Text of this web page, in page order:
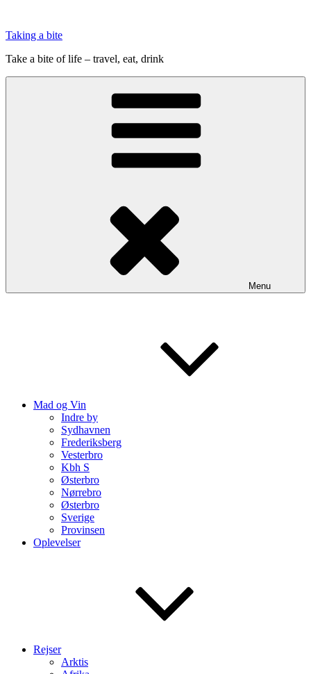
indhold
Taking a bite
Take a bite of life – travel, eat, drink
Menu
Mad og Vin
Indre by
Sydhavnen
Frederiksberg
Vesterbro
Kbh S
Østerbro
Nørrebro
Østerbro
Sverige
Provinsen
Oplevelser
Rejser
Arktis